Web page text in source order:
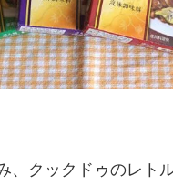
、クックドゥのレト